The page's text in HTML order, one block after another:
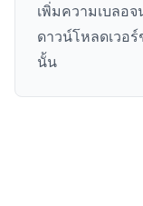
เพิ่มความเบลอ
ดาวน์โหลดเวอ
นั้น